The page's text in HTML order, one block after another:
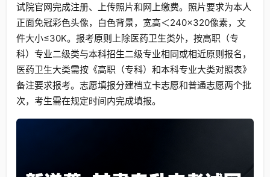
试院官网完成注册、上传照片和网上缴费。照片要求为本人
正面免冠彩色头像，白色背景，宽高＜240×320像素，文
件大小≤30K。报考原则上除医药卫生类外，按高职（专
科）专业二级类与本科招生二级专业相同或相近原则报名，
医药卫生大类需按《高职（专科）和本科专业大类对照表》
备注要求报考。志愿填报分建档立卡志愿和普通志愿两个批
次，考生需在规定时间内完成填报。